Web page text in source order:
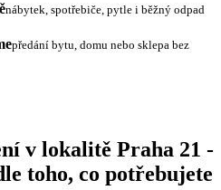
nábytek, spotřebiče, pytle i běžný odpad
předání bytu, domu nebo sklepa bez
v lokalitě Praha 21 -
toho, co potřebujete